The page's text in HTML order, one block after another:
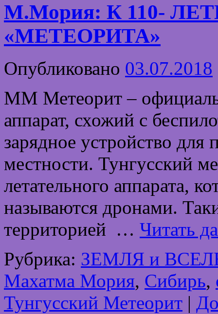
М.Мория: К 110-
«МЕТЕОРИТА»
Опубликовано 03.07.2018
ММ Метеорит –
аппарат, схожий с
зарядное устройство для
местности. Тунгусский
летательного аппарата,
называются дронами.
территорией … Читать
Рубрика: ЗЕМЛЯ и
Махатма Мория, Сибирь,
Тунгусский Метеорит |